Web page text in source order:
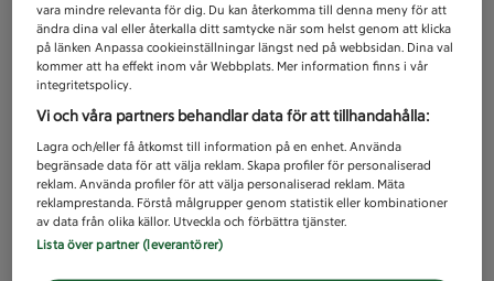
vara mindre relevanta för dig. Du kan återkomma till denna meny för att
ändra dina val eller återkalla ditt samtycke när som helst genom att klicka
på länken Anpassa cookieinställningar längst ned på webbsidan. Dina val
kommer att ha effekt inom vår Webbplats. Mer information finns i vår
integritetspolicy.
Vi och våra partners behandlar data för att tillhandahålla:
Lagra och/eller få åtkomst till information på en enhet. Använda
begränsade data för att välja reklam. Skapa profiler för personaliserad
reklam. Använda profiler för att välja personaliserad reklam. Mäta
reklamprestanda. Förstå målgrupper genom statistik eller kombinationer
av data från olika källor. Utveckla och förbättra tjänster.
Lista över partner (leverantörer)